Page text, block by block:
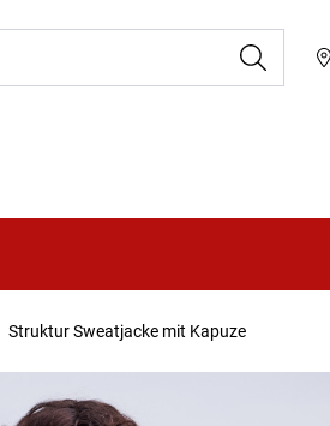
Struktur Sweatjacke mit Kapuze